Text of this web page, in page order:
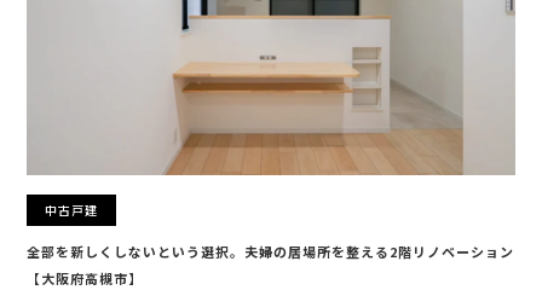
中古戸建
全部を新しくしないという選択。夫婦の居場所を整える2階リノベーション
【大阪府高槻市】